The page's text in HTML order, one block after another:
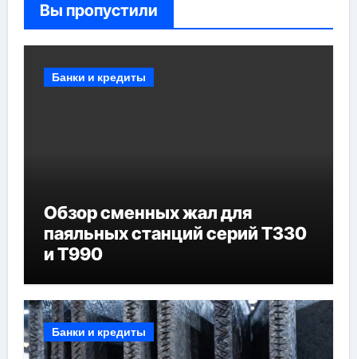
Вы пропустили
Банки и кредиты
Обзор сменных жал для
паяльных станций серий T330
и T990
Банки и кредиты